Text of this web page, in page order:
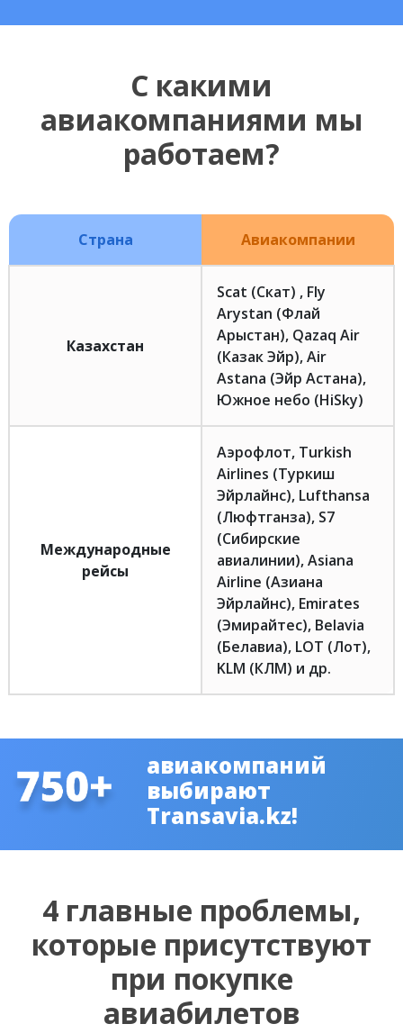
С какими
авиакомпаниями мы
работаем?
Страна Авиакомпании
Казахстан
Scat (Скат) , Fly
Arystan (Флай
Арыстан), Qazaq Air
(Казак Эйр), Air
Astana (Эйр Астана),
Южное небо (HiSky)
Международные
рейсы
Аэрофлот, Turkish
Airlines (Туркиш
Эйрлайнс), Lufthansa
(Люфтганза), S7
(Сибирские
авиалинии), Asiana
Airline (Азиана
Эйрлайнс), Emirates
(Эмирайтес), Belavia
(Белавиа), LOT (Лот),
KLM (КЛМ) и др.
авиакомпаний
выбирают
Transavia.kz!
4 главные проблемы,
которые присутствуют
при покупке
авиабилетов